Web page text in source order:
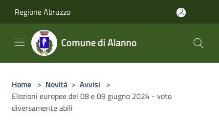
Regione Abruzzo
Comune di Alanno
Home > Novità > Avvisi >
Elezioni europee del 08 e 09 giugno 2024 - voto
diversamente abili